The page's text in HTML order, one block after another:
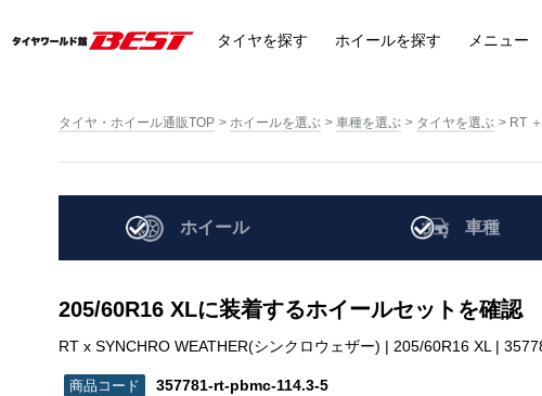
タイヤを探す ホイールを探す メニュー
タイヤ・ホイール通販TOP ホイールを選ぶ 車種を選ぶ タイヤを選ぶ RT
ホイール 車種
205/60R16 XLに装着するホイールセットを確認
RT x SYNCHRO WEATHER(シンクロウェザー) | 205/60R16 XL |
357781-rt-pbmc-114.3-5